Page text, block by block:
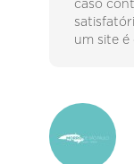
caso
um site é